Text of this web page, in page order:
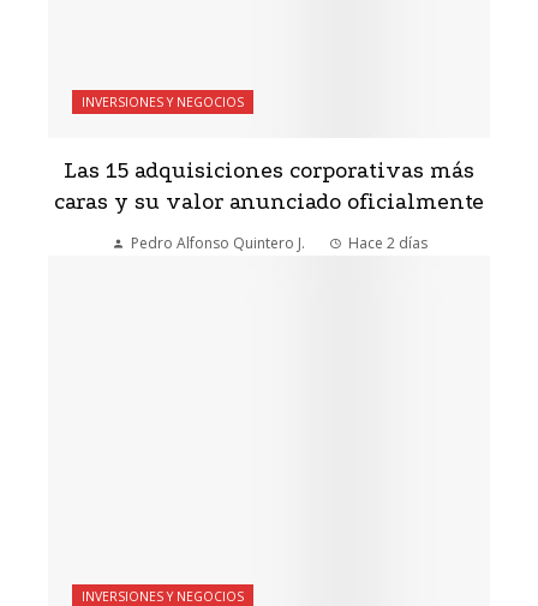
INVERSIONES Y NEGOCIOS
Las 15 adquisiciones corporativas más
caras y su valor anunciado oficialmente
Pedro Alfonso Quintero J. Hace 2 días
INVERSIONES Y NEGOCIOS